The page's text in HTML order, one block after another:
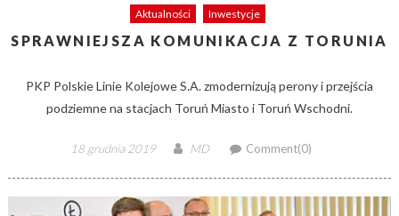
Aktualności Inwestycje
SPRAWNIEJSZA KOMUNIKACJA Z TORUNIA
PKP Polskie Linie Kolejowe S.A. zmodernizują perony i przejścia
podziemne na stacjach Toruń Miasto i Toruń Wschodni.
Posted
18 grudnia 2019 Author
MD Comment(0)